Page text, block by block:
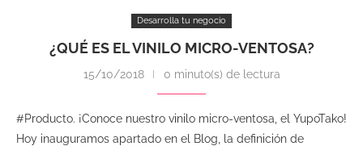
Desarrolla tu negocio
¿QUÉ ES EL VINILO MICRO-VENTOSA?
15/10/2018 0 minuto(s) de lectura
#Producto. ¡Conoce nuestro vinilo micro-ventosa, el YupoTako!
Hoy inauguramos apartado en el Blog, la definición de